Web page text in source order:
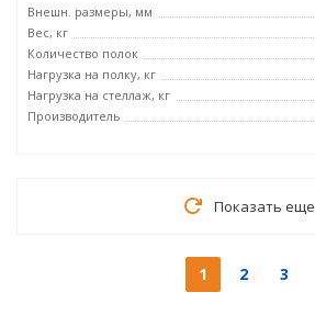
Внешн. размеры, мм
Вес, кг
Количество полок
Нагрузка на полку, кг
Нагрузка на стеллаж, кг
Производитель
Показать еще
1 2 3